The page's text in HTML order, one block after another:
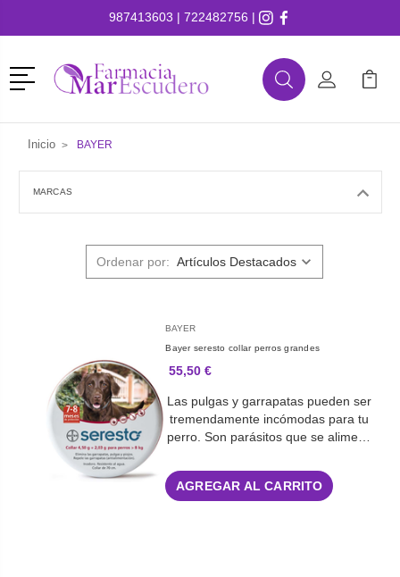
987413603 | 722482756 |
Menú
BuscarMi Cuenta
Mi
Inicio BAYER
MARCAS
Ordenar por:
BAYER
Bayer seresto collar perros grandes
55,50 €
Las pulgas y garrapatas pueden ser
tremendamente incómodas para tu
perro. Son parásitos que se alime…
AGREGAR AL CARRITO